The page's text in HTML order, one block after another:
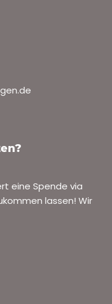
eine Spende via
lassen! Wir